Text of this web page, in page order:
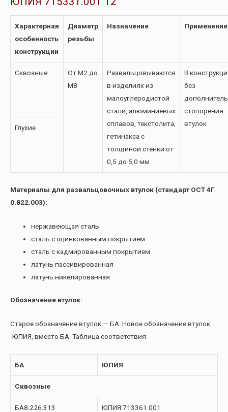
Характерная
особенность
конструкции
Диаметр
резьбы
Назначение Применение
Сквозные
От М2 до
М8
Развальцовываются
в изделиях из
малоуглеродистой
стали, алюминиевых
сплавов, текстолита,
гетинакса с
толщиной стенки от
0,5 до 5,0 мм
В
без
стопорения
втулок
Глухие
Материалы для развальцовочных втулок (стандарт ОСТ 4Г
0.822.003):
нержавеющая сталь
сталь с оцинкованным покрытием
сталь с кадмированным покрытием
латунь пассивированная
латунь никелированная
Обозначение втулок:
Старое обозначение втулок — БА. Новое обозначение втулок
-ЮПИЯ, вместо БА. Таблица соответствия:
БА ЮПИЯ
Сквозные
БА8.226.313 ЮПИЯ.713361.001